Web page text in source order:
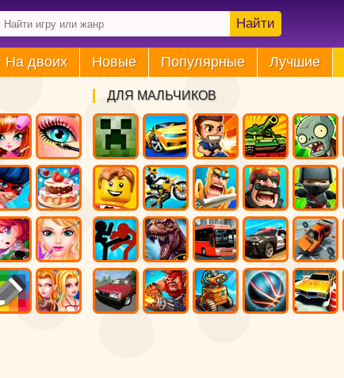
Найти
На двоих Новые Популярные Лучшие
ДЛЯ МАЛЬЧИКОВ